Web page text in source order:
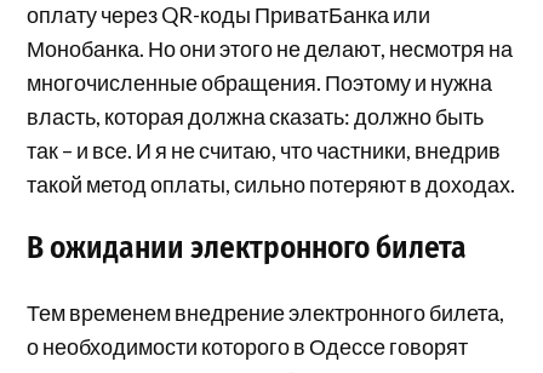
оплату через QR-коды ПриватБанка или
Монобанка. Но они этого не делают, несмотря на
многочисленные обращения. Поэтому и нужна
власть, которая должна сказать: должно быть
так – и все. И я не считаю, что частники, внедрив
такой метод оплаты, сильно потеряют в доходах.
В ожидании электронного билета
Тем временем внедрение электронного билета,
о необходимости которого в Одессе говорят